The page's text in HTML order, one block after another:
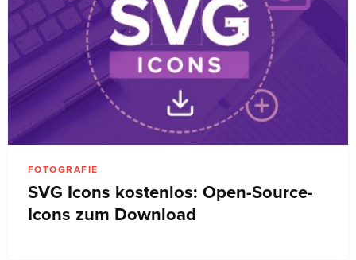
FOTOGRAFIE
SVG Icons kostenlos: Open-Source-
Icons zum Download